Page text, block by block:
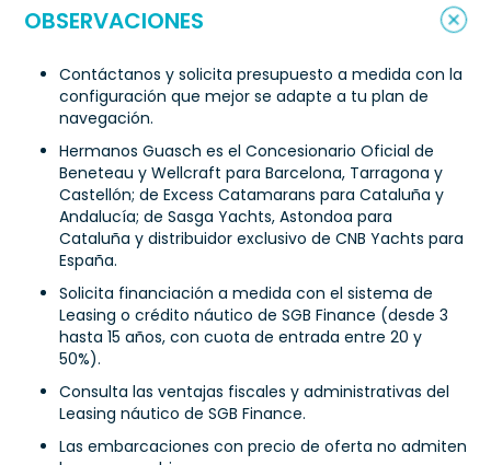
OBSERVACIONES
Contáctanos y solicita presupuesto a medida con la
configuración que mejor se adapte a tu plan de
navegación.
Hermanos Guasch es el Concesionario Oficial de
Beneteau y Wellcraft para Barcelona, Tarragona y
Castellón; de Excess Catamarans para Cataluña y
Andalucía; de Sasga Yachts, Astondoa para
Cataluña y distribuidor exclusivo de CNB Yachts para
España.
Solicita financiación a medida con el sistema de
Leasing o crédito náutico de SGB Finance (desde 3
hasta 15 años, con cuota de entrada entre 20 y
50%).
Consulta las ventajas fiscales y administrativas del
Leasing náutico de SGB Finance.
Las embarcaciones con precio de oferta no admiten